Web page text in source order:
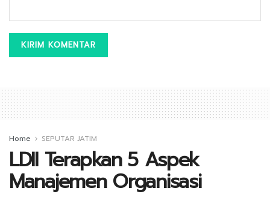
Home SEPUTAR JATIM
LDII Terapkan 5 Aspek
Manajemen Organisasi